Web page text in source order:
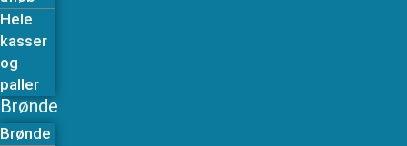
Hele
kasser
og
paller
Brønde
Brønde